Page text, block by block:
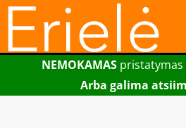
NEMOKAMAS pristatymas
Arba galima